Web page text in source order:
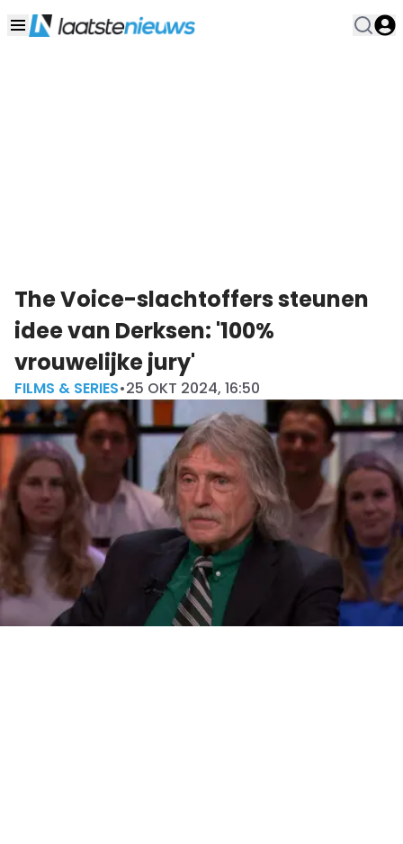
The Voice-slachtoffers steunen
idee van Derksen: '100%
vrouwelijke jury'
FILMS & SERIES•25 OKT 2024, 16:50